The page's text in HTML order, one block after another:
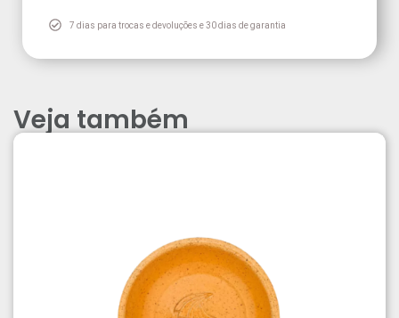
7 dias para trocas e devoluções e 30 dias de garantia
Veja também